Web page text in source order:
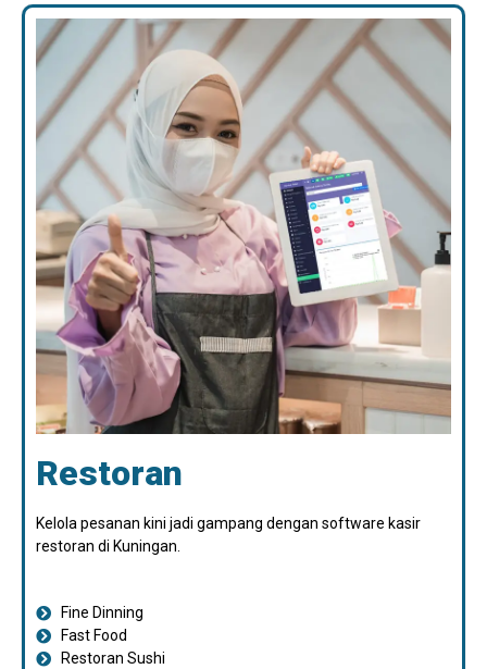
Restoran
Kelola pesanan kini jadi gampang dengan software kasir
restoran di Kuningan.
Fine Dinning
Fast Food
Restoran Sushi